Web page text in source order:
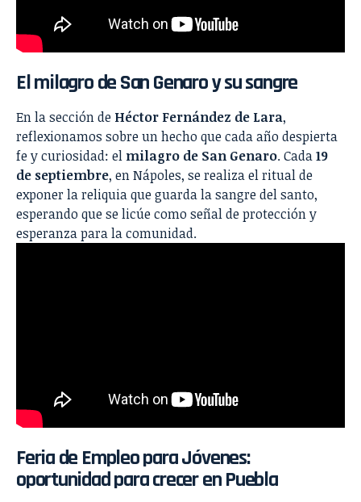
El milagro de San Genaro y su sangre
En la sección de Héctor Fernández de Lara,
reflexionamos sobre un hecho que cada año despierta
fe y curiosidad: el milagro de San Genaro. Cada19
de septiembre, en Nápoles, se realiza el ritual de
exponer la reliquia que guarda la sangre del santo,
esperando que se licúe como señal de protección y
esperanza para la comunidad.
Feria de Empleo para Jóvenes:
oportunidad para crecer en Puebla